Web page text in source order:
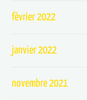
février 2022
janvier 2022
novembre 2021